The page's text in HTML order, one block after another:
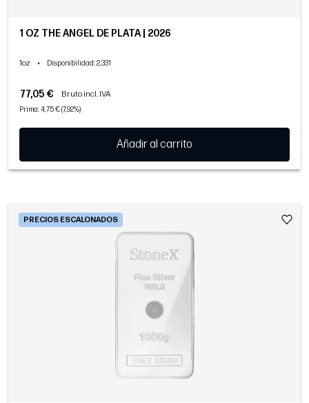
1 OZ THE ANGEL DE PLATA | 2026
1oz • Disponibilidad: 2,331
77,05 € Bruto incl. IVA
Prima: 4,75 € (7,92%)
Añadir al carrito
PRECIOS ESCALONADOS